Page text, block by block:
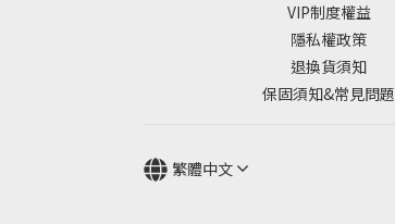
VIP制度權益
隱私權政策
退換貨須知
保固須知&常見問題
繁體中文